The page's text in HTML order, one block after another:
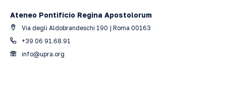
Ateneo Pontificio Regina Apostolorum
Via degli Aldobrandeschi 190 | Roma 00163
+39 06 91.68.91
info@upra.org